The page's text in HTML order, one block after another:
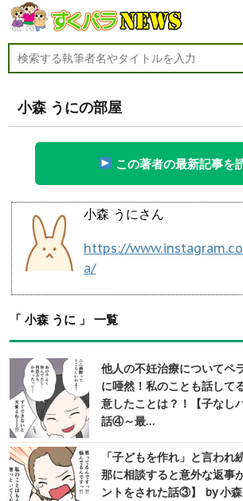
小森 うにの部屋
この著者の最新記事を
小森 うにさん
https://
a/
「 小森 うに 」 一覧
他人の不妊治療についてペ
に唖然！私のことも話して
意したことは？！【子なし
話④～最…
「子どもを作れ」と言われ
那に相談すると意外な返事
ントをされた話③】 by 小